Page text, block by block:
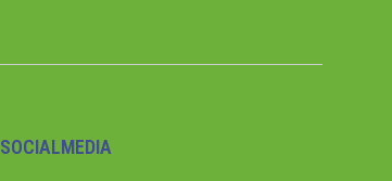
SOCIALMEDIA